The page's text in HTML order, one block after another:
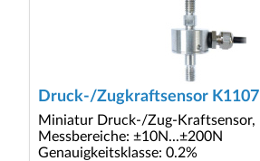
Druck-/Zugkraftsensor K1107
Miniatur Druck-/Zug-Kraftsensor,
Messbereiche: ±10N...±200N
Genauigkeitsklasse: 0.2%